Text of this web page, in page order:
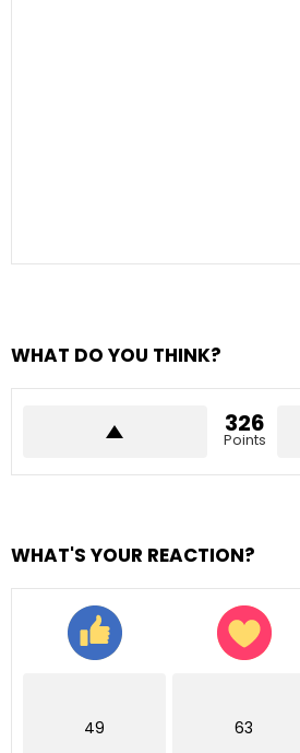
WHAT DO YOU THINK?
326
Points
WHAT'S YOUR REACTION?
49 63